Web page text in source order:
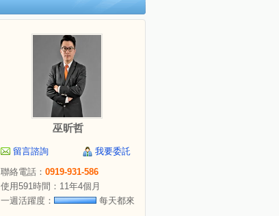
巫昕哲
留言諮詢
我要委託
聯絡電話： 0919-931-586
使用591時間：11年4個月
一週活躍度：
每天都來